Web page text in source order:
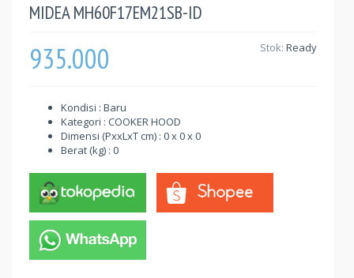
MIDEA MH60F17EM21SB-ID
935.000 Stok: Ready
Kondisi : Baru
Kategori : COOKER HOOD
Dimensi (PxxLxT cm) : 0 x 0 x 0
Berat (kg) : 0